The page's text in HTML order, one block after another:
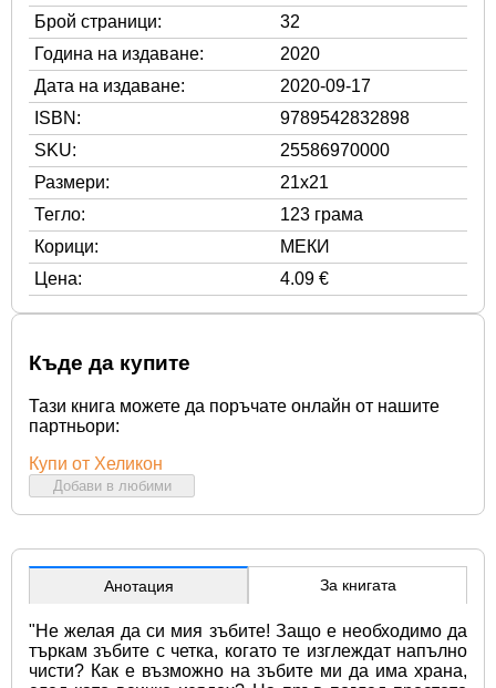
Брой страници:
32
Година на издаване:
2020
Дата на издаване:
2020-09-17
ISBN:
9789542832898
SKU:
25586970000
Размери:
21x21
Тегло:
123 грама
Корици:
МЕКИ
Цена:
4.09 €
Къде да купите
Тази книга можете да поръчате онлайн от нашите
партньори:
Купи от Хеликон
Добави в любими
Анотация За книгата
"Не желая да си мия зъбите! Защо е необходимо да
търкам зъбите с четка, когато те изглеждат напълно
чисти? Как е възможно на зъбите ми да има храна,